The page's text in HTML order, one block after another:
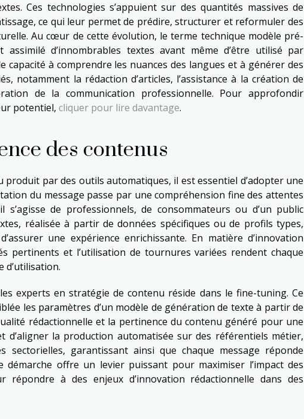
Ces technologies s’appuient sur des quantités massives de
ce qui leur permet de prédire, structurer et reformuler des
Au cœur de cette évolution, le terme technique modèle pré-
d’innombrables textes avant même d’être utilisé par
capacité à comprendre les nuances des langues et à générer des
notamment la rédaction d’articles, l’assistance à la création de
de la communication professionnelle. Pour approfondir
potentiel, cliquer pour lire davantage.
des contenus
par des outils automatiques, il est essentiel d’adopter une
du message passe par une compréhension fine des attentes
s’agisse de professionnels, de consommateurs ou d’un public
réalisée à partir de données spécifiques ou de profils types,
une expérience enrichissante. En matière d’innovation
pertinents et l’utilisation de tournures variées rendent chaque
d’utilisation.
experts en stratégie de contenu réside dans le fine-tuning. Ce
les paramètres d’un modèle de génération de texte à partir de
rédactionnelle et la pertinence du contenu généré pour une
d’aligner la production automatisée sur des référentiels métier,
sectorielles, garantissant ainsi que chaque message réponde
démarche offre un levier puissant pour maximiser l’impact des
répondre à des enjeux d’innovation rédactionnelle dans des